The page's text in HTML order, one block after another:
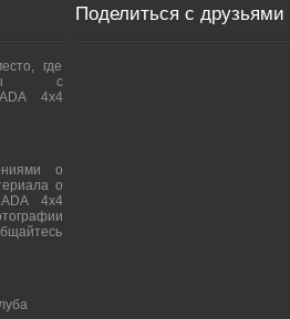
где
с
4x4
о
о
4x4
Поделиться с друзьями